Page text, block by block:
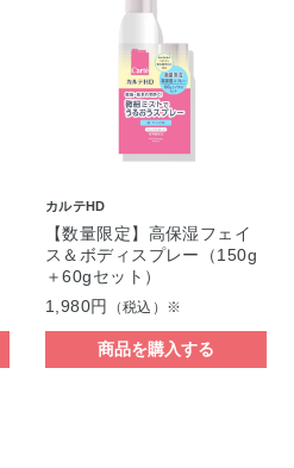
カルテHD
【数量限定】高保湿フェイ
ス＆ボディスプレー（150g
＋60gセット）
1,980円
（税込）※
商品を購入する